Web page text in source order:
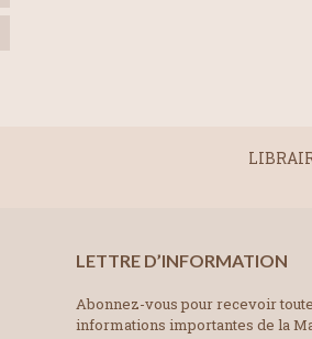
LETTRE D’INFORMATION
Abonnez-vous pour recevoir
informations importantes de la